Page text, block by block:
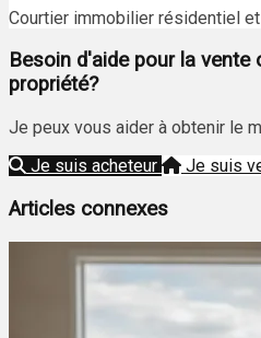
Courtier immobilier résidentiel
Besoin d'aide pour la vente
propriété?
Je peux vous aider à obtenir le
Je suis acheteur
Je suis
Articles connexes